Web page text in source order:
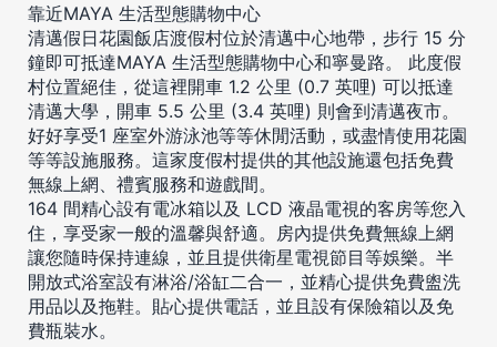
靠近MAYA 生活型態購物中心
清邁假日花園飯店渡假村位於清邁中心地帶，步行 15 分
鐘即可抵達MAYA 生活型態購物中心和寧曼路。 此度假
村位置絕佳，從這裡開車 1.2 公里 (0.7 英哩) 可以抵達
清邁大學，開車 5.5 公里 (3.4 英哩) 則會到清邁夜市。
好好享受1 座室外游泳池等等休閒活動，或盡情使用花園
等等設施服務。這家度假村提供的其他設施還包括免費
無線上網、禮賓服務和遊戲間。
164 間精心設有電冰箱以及 LCD 液晶電視的客房等您入
住，享受家一般的溫馨與舒適。房內提供免費無線上網
讓您隨時保持連線，並且提供衛星電視節目等娛樂。半
開放式浴室設有淋浴/浴缸二合一，並精心提供免費盥洗
用品以及拖鞋。貼心提供電話，並且設有保險箱以及免
費瓶裝水。